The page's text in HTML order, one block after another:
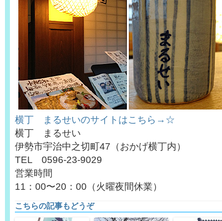
横丁 まるせいのサイトはこちら→☆
横丁 まるせい
伊勢市宇治中之切町47（おかげ横丁内）
TEL 0596-23-9029
営業時間
11：00〜20：00（火曜夜間休業）
こちらの記事もどうぞ